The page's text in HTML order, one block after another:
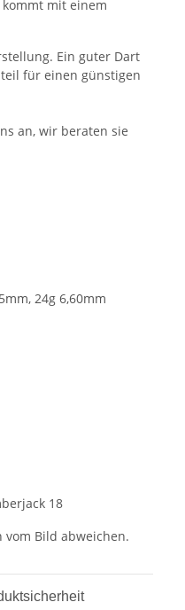
kommt mit einem
Ein guter Dart
für einen günstigen
an, wir beraten sie
24g 6,60mm
18
vom Bild abweichen.